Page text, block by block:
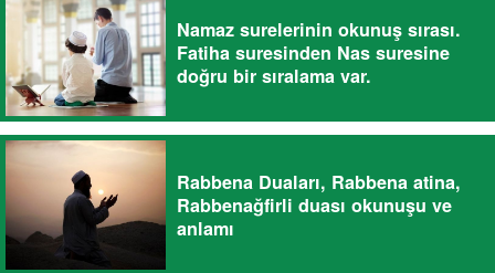
Namaz surelerinin okunuş sırası.
Fatiha suresinden Nas suresine
doğru bir sıralama var.
Rabbena Duaları, Rabbena atina,
Rabbenağfirli duası okunuşu ve
anlamı